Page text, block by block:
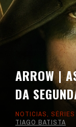
ARROW |
DA
NOTICIAS,
TIAGO BATISTA